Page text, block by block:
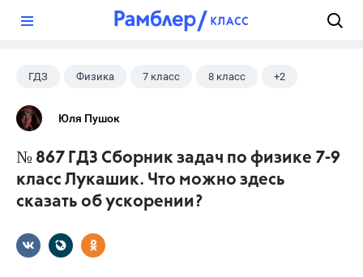
ГДЗ Физика 7 класс 8 класс +2
9 класс
Юля Пушок
№ 867 ГДЗ Сборник задач по физике 7-9
класс Лукашик. Что можно здесь
сказать об ускорении?